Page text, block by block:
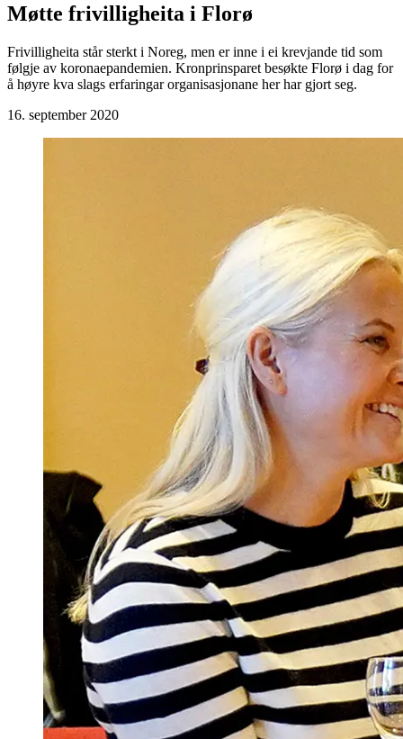
Møtte frivilligheita i Florø
Frivilligheita står sterkt i Noreg, men er inne i ei krevjande tid som
følgje av koronaepandemien. Kronprinsparet besøkte Florø i dag for
å høyre kva slags erfaringar organisasjonane her har gjort seg.
16. september 2020